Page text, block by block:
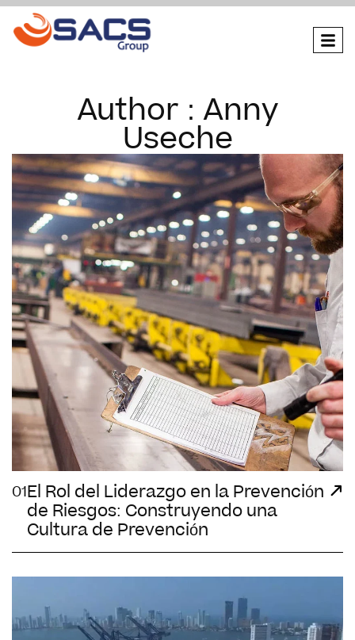
Author : Anny
Useche
01El Rol del Liderazgo en la Prevención
de Riesgos: Construyendo una
Cultura de Prevención